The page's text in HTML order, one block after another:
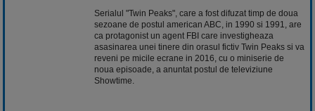
Serialul "Twin Peaks", care a fost difuzat timp de doua
sezoane de postul american ABC, in 1990 si 1991, are
ca protagonist un agent FBI care investigheaza
asasinarea unei tinere din orasul fictiv Twin Peaks si va
reveni pe micile ecrane in 2016, cu o miniserie de
noua episoade, a anuntat postul de televiziune
Showtime.